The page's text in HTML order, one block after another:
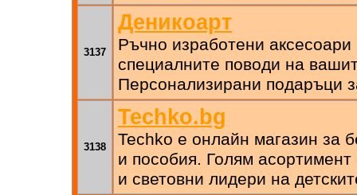
3137
Деникоарт
Ръчно изработени аксесоари
специалните поводи на
Персонализирани подаръци
3138
Techko.bg
Techko е онлайн магазин за
и пособия. Голям асортимент
и световни лидери на